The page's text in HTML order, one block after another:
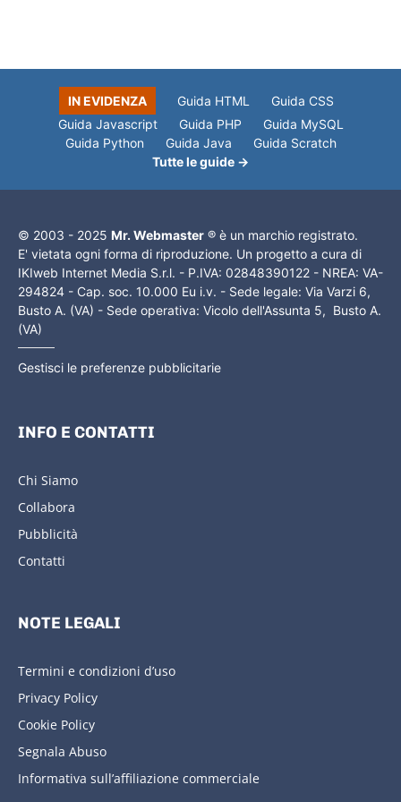
IN EVIDENZA Guida HTML
Guida CSS
Guida Javascript
Guida PHP
Guida MySQL
Guida Python
Guida Java
Guida Scratch
Tutte le guide →
© 2003 - 2025 Mr. Webmaster ® è un marchio registrato.
E' vietata ogni forma di riproduzione. Un progetto a cura di
IKIweb Internet Media S.r.l. - P.IVA: 02848390122 - NREA: VA-
294824 - Cap. soc. 10.000 Eu i.v. - Sede legale: Via Varzi 6,
Busto A. (VA) - Sede operativa: Vicolo dell'Assunta 5, Busto A.
(VA)
Gestisci le preferenze pubblicitarie
INFO E CONTATTI
Chi Siamo
Collabora
Pubblicità
Contatti
NOTE LEGALI
Termini e condizioni d’uso
Privacy Policy
Cookie Policy
Segnala Abuso
Informativa sull’affiliazione commerciale